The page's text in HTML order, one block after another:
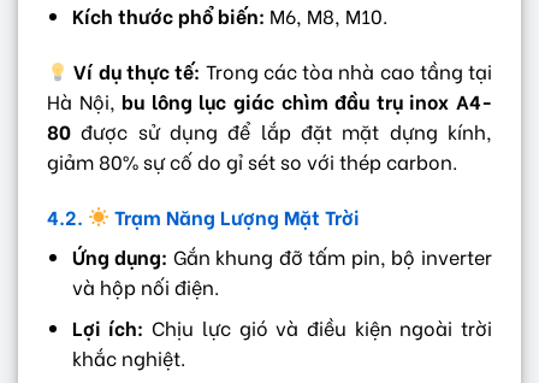
Kích thước phổ biến: M6, M8, M10.
Ví dụ thực tế: Trong các tòa nhà cao tầng tại
Hà Nội,bu lông lục giác chìm đầu trụ inox A4-
80 được sử dụng để lắp đặt mặt dựng kính,
giảm 80% sự cố do gỉ sét so với thép carbon.
4.2.
Trạm Năng Lượng Mặt Trời
Ứng dụng: Gắn khung đỡ tấm pin, bộ inverter
và hộp nối điện.
Lợi ích: Chịu lực gió và điều kiện ngoài trời
khắc nghiệt.